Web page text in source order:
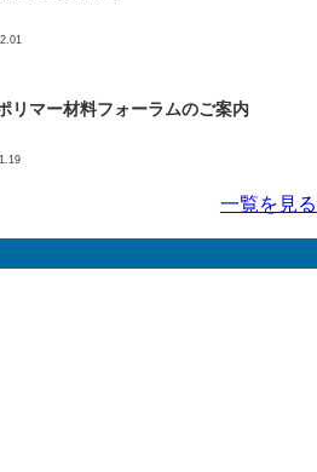
リマー材料フォーラムのご案内
一覧を見る